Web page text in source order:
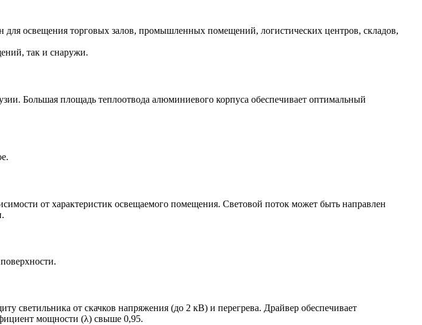
освещения торговых залов, промышленных помещений, логистических центров, складов,
так и снаружи.
Большая площадь теплоотвода алюминиевого корпуса обеспечивает оптимальный
от характеристик освещаемого помещения. Световой поток может быть направлен
светильника от скачков напряжения (до 2 кВ) и перегрева. Драйвер обеспечивает
мощности (λ) свыше 0,95.